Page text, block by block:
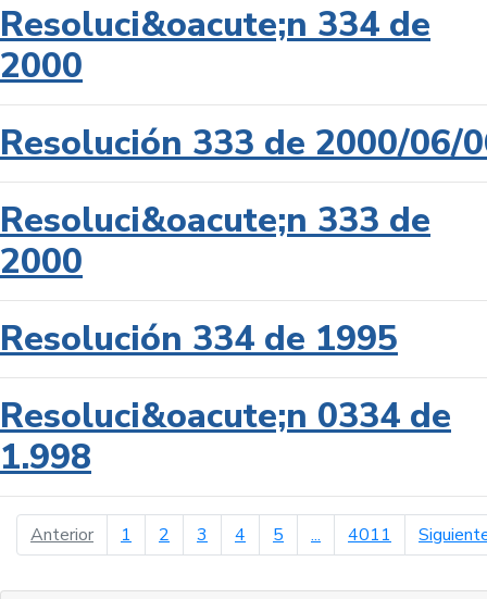
Resoluci&oacute;n 334 de
2000
Resolución 333 de 2000/06/
Resoluci&oacute;n 333 de
2000
Resolución 334 de 1995
Resoluci&oacute;n 0334 de
1.998
Anteriorpágina anterior
1 2 3 4 5 ... 4011